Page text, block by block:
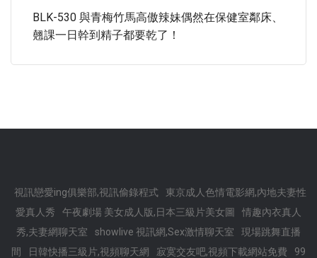
BLK-530 與青梅竹馬高傲辣妹偶然在保健室鄰床、
翹課一日幹到精子都要乾了！
視訊戀愛ing俱樂部,視訊偷錄程式
東京成人色情電影網,內地夫妻性
愛真人秀
午夜劇場 美女成人版,日本三級片美女圖
情趣內衣真人
秀,夫妻網聊天室
showlive 視訊網,Sex激情聊天室
現場跳舞直播
間
日韓快播三級片,視頻聊天網 寂寞交友吧,視頻下載網站免費
99